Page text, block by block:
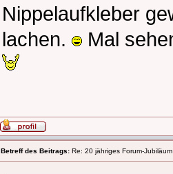
Nippelaufkleber
lachen.
Mal
Betreff des Beitrags: Re: 20 jähriges Forum-